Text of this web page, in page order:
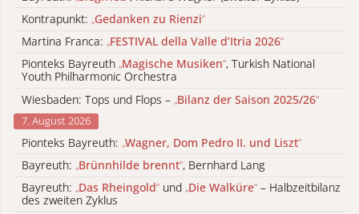
Kontrapunkt: „Gedanken zu Rienzi“
Martina Franca: „FESTIVAL della Valle d’Itria 2026“
Pionteks Bayreuth „Magische Musiken“, Turkish National
Youth Philharmonic Orchestra
Wiesbaden: Tops und Flops – „Bilanz der Saison 2025/26“
7. August 2026
Pionteks Bayreuth: „Wagner, Dom Pedro II. und Liszt“
Bayreuth: „Brünnhilde brennt“, Bernhard Lang
Bayreuth: „Das Rheingold“ und „Die Walküre“ – Halbzeitbilanz
des zweiten Zyklus